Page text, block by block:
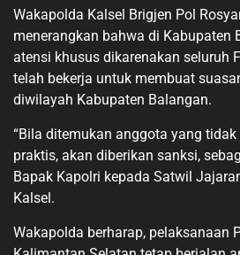
Wakapolda Kalsel Brigjen Pol
menerangkan bahwa di Kabupaten
atensi khusus dikarenakan seluruh
telah bekerja untuk membuat
diwilayah Kabupaten Balangan.
“Bila ditemukan anggota yang
praktis, akan diberikan sanksi,
Bapak Kapolri kepada Satwil
Kalsel.
Wakapolda berharap, pelaksanaan